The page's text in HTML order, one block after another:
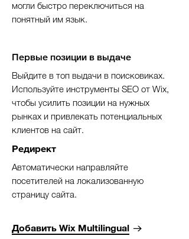
могли быстро переключиться на
понятный им язык.
Первые позиции в выдаче
Выйдите в топ выдачи в поисковиках.
Используйте инструменты SEO от Wix,
чтобы усилить позиции на нужных
рынках и привлекать потенциальных
клиентов на сайт.
Редирект
Автоматически направляйте
посетителей на локализованную
страницу сайта.
Добавить Wix Multilingual